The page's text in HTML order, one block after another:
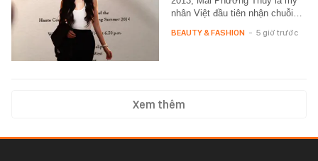
nhân Việt đầu tiên nhận chuỗi…
BEAUTY & FASHION - 5 giờ trước
Xem thêm